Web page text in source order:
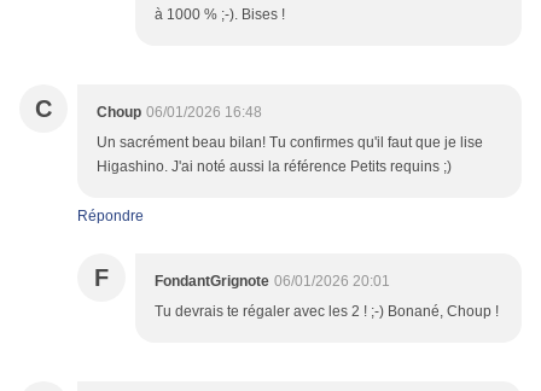
à 1000 % ;-). Bises !
C Choup 06/01/2026 16:48
Un sacrément beau bilan! Tu confirmes qu'il faut que je lise
Higashino. J'ai noté aussi la référence Petits requins ;)
Répondre
F FondantGrignote 06/01/2026 20:01
Tu devrais te régaler avec les 2 ! ;-) Bonané, Choup !